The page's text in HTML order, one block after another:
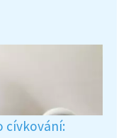
cívkování: